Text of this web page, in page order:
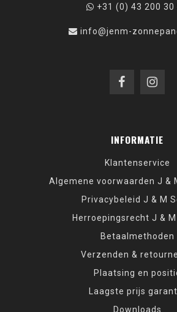
+31 (0) 43 200 30
info@jenm-
INFORMATIE
Klantenservice
Algemene voorwaarden J &
Privacybeleid J & M
Herroepingsrecht J &
Betaalmethoden
Verzenden &
Plaatsing en
Laagste prijs
Downloads